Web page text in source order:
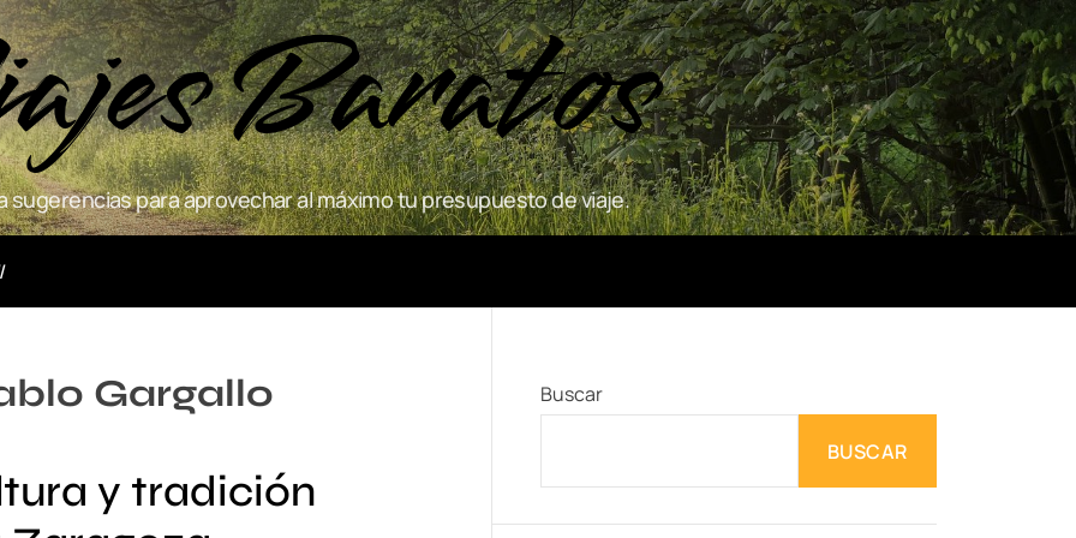
Baratos
sugerencias para aprovechar al máximo tu presupuesto de viaje.
Gargallo
y tradición
Buscar
BUSCAR